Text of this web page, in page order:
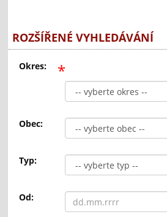
ROZŠÍŘENÉ VYHLEDÁVÁNÍ
Okres: *
Obec:
Typ:
Od: